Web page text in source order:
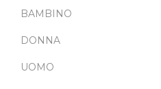
BAMBINO
DONNA
UOMO